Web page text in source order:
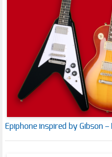
Epiphone inspired by Gibson